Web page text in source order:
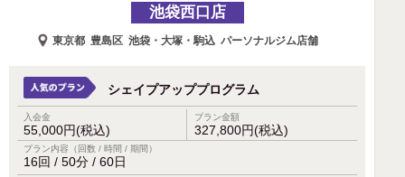
池袋西口店
東京都 豊島区 池袋・大塚・駒込 パーソナルジム店舗
シェイプアッププログラム
入会金
55,000円(税込)
プラン金額
327,800円(税込)
プラン内容（回数 / 時間 / 期間）
16回 / 50分 / 60日